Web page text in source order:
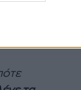
εκεί